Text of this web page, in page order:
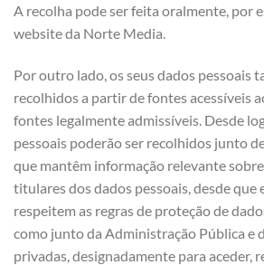
A recolha pode ser feita oralmente, por
website da Norte Media.
Por outro lado, os seus dados pessoais
recolhidos a partir de fontes acessíveis
fontes legalmente admissíveis. Desde
pessoais poderão ser recolhidos junto
que mantêm informação relevante
titulares dos dados pessoais, desde que
respeitem as regras de proteção de
como junto da Administração Pública e
privadas, designadamente para aceder,